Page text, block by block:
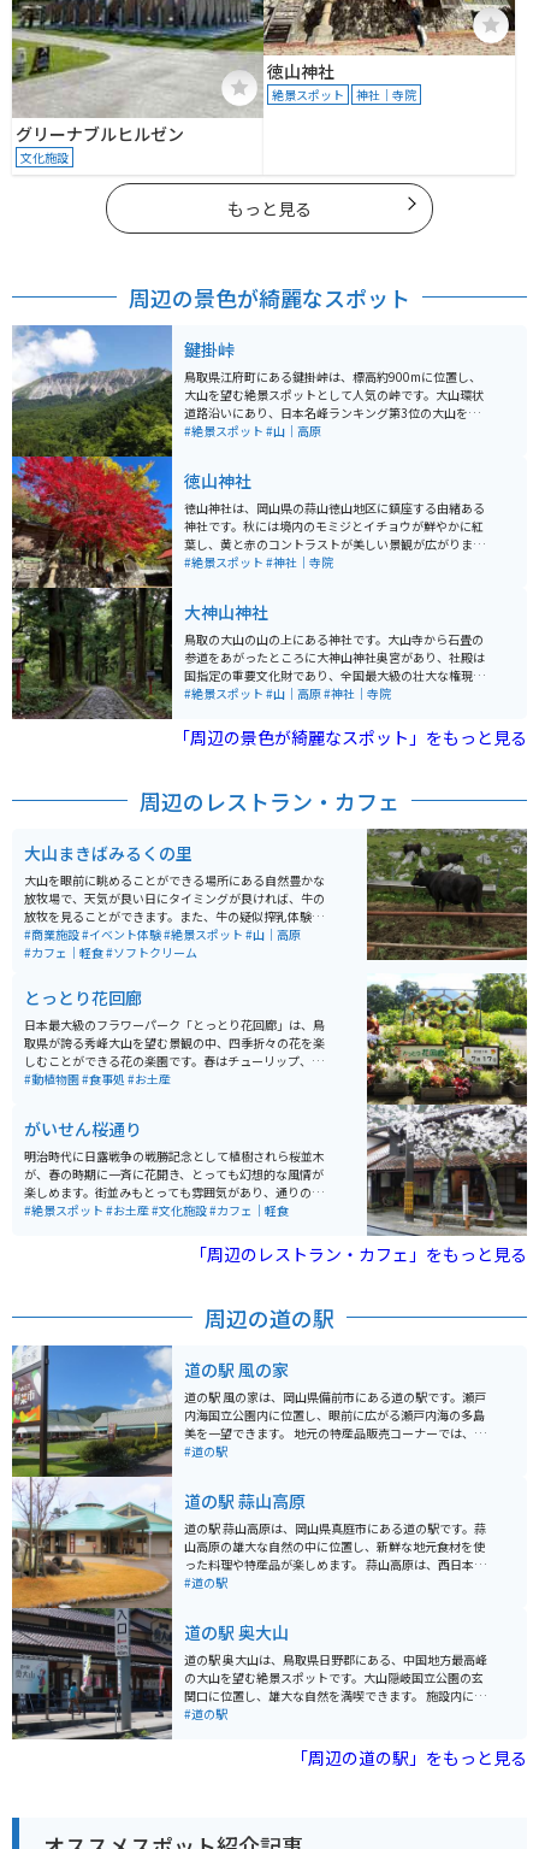
グリーナブルヒルゼン
文化施設
徳山神社
絶景スポット 神社｜寺院
もっと見る
周辺の景色が綺麗なスポット
鍵掛峠
鳥取県江府町にある鍵掛峠は、標高約900mに位置し、
大山を望む絶景スポットとして人気の峠です。大山環状
道路沿いにあり、日本名峰ランキング第3位の大山を正
面に望む迫力ある景観が楽しめます。特に秋の紅葉シー
イレはありますが、売店や自動販売機はないため事前の
準備が必要です。広くはありませんが、大山の雄大な姿
を写真に収めるには絶好のスポットです。
#絶景スポット #山｜高原
徳山神社
徳山神社は、岡山県の蒜山徳山地区に鎮座する由緒ある
神社です。秋には境内のモミジとイチョウが鮮やかに紅
葉し、黄と赤のコントラストが美しい景観が広がりま
す。隠れた紅葉の名所で撮影スポットとしても人気が高
代に徳山神社と改称されました。その後、幾度かの境内
拡張と建物の改築を経て、今日に至っています。元々は
林家の屋敷神や同族神として祀られていたとされ、毎年
神楽が奉納されるなど、地域の宗教的な行事にも重要な
役割を果たしています。 アクセスは蒜山インター降り
#絶景スポット #神社｜寺院
大神山神社
鳥取の大山の山の上にある神社です。大山寺から石畳の
参道をあがったところに大神山神社奥宮があり、社殿は
国指定の重要文化財であり、全国最大級の壮大な権現造
りです。 少し上りながらの石畳の参道を上がっていく形
石を敷き詰めており、長さ約700mで日本一です。
#絶景スポット #山｜高原#神社｜寺院
「周辺の景色が綺麗なスポット」をもっと見る
周辺のレストラン・カフェ
大山まきばみるくの里
大山を眼前に眺めることができる場所にある自然豊かな
放牧場で、天気が良い日にタイミングが良ければ、牛の
放牧を見ることができます。また、牛の疑似搾乳体験も
楽しめます。ソフトクリームが濃厚ミルクで絶品なので
ぜひ食べてください。
#商業施設#イベント体験#絶景スポット #山｜高原
#カフェ｜軽食#ソフトクリーム
とっとり花回廊
日本最大級のフラワーパーク「とっとり花回廊」は、鳥
取県が誇る秀峰大山を望む景観の中、四季折々の花を楽
しむことができる花の楽園です。春はチューリップ、ア
イスランドポピー、5月ごろから夏にかけては10万株も
つくします。 総面積50ヘクタールの敷地内の中央には、
直径50ｍ、高さ21ｍのドーム型をしたガラス温室があ
り、ヤシの木などの熱帯、亜熱帯の植物と、約1,000株
のさまざまな種類の洋ランが1年中咲き乱れています。
#動植物園#食事処 #お土産
がいせん桜通り
明治時代に日露戦争の戦勝記念として植樹されら桜並木
が、春の時期に一斉に花開き、とっても幻想的な風情が
楽しめます。街並みもとっても雰囲気があり、通りの両
側を流れる水路の水が流れ、音色もどことなく日本の歴
#絶景スポット #お土産#文化施設#カフェ｜軽食
「周辺のレストラン・カフェ」をもっと見る
周辺の道の駅
道の駅 風の家
道の駅 風の家は、岡山県備前市にある道の駅です。瀬戸
内海国立公園内に位置し、眼前に広がる瀬戸内海の多島
美を一望できます。 地元の特産品販売コーナーでは、新
鮮な海の幸や農産物が販売されています。レストランで
からは、瀬戸内海の美しい景色を一望できます。バイク
で訪れる場合は、道の駅から駐車場まで続く坂道が少し
急なので注意が必要です。道の駅の周辺には、備前焼の
窯元が集まる「備前焼伝統産業会館」や、瀬戸内海の
島々を巡る遊覧船乗り場など、観光スポットも充実して
#道の駅
道の駅 蒜山高原
道の駅 蒜山高原は、岡山県真庭市にある道の駅です。蒜
山高原の雄大な自然の中に位置し、新鮮な地元食材を使
った料理や特産品が楽しめます。 蒜山高原は、西日本屈
指のリゾート地として知られており、夏はキャンプやハ
組合や蒜山ハーブガーデンなど、観光スポットも充実し
ています。 バイクで訪れる場合、道の駅 蒜山高原はツー
リングの休憩場所としても最適です。蒜山高原は、ワイ
ンディングロードが続くことから、多くのライダーに人
気があります。周辺には、展望台や景勝地も多く、ツー
リームやヨーグルト、蒜山焼そばなどが人気です。
#道の駅
道の駅 奥大山
道の駅 奥大山は、鳥取県日野郡にある、中国地方最高峰
の大山を望む絶景スポットです。大山隠岐国立公園の玄
関口に位置し、雄大な自然を満喫できます。 施設内に
は、地元の特産品を販売する売店や、大山そばなどの郷
山牧場の牛乳を使ったソフトクリームやチーズ、地元産
の野菜などが人気です。 バイクで訪れる場合、道の駅 奥
多くのライダーが訪れます。周辺には、大山寺や鍵掛峠
#道の駅
「周辺の道の駅」をもっと見る